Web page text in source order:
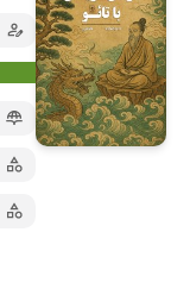
کتاب‌های صوتی
کتاب‌های متنی